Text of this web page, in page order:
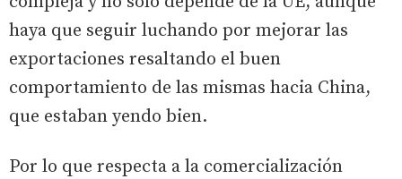
haya que seguir luchando por mejorar las
exportaciones resaltando el buen
comportamiento de las mismas hacia China,
que estaban yendo bien.
Por lo que respecta a la comercialización